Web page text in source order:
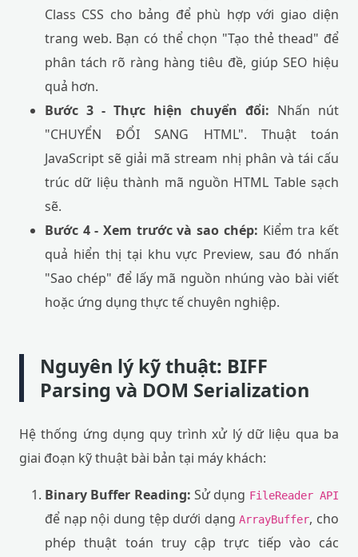
Class CSS cho bảng để phù hợp với giao diện
trang web. Bạn có thể chọn "Tạo thẻ thead" để
phân tách rõ ràng hàng tiêu đề, giúp SEO hiệu
quả hơn.
Bước 3 - Thực hiện chuyển đổi: Nhấn nút
"CHUYỂN ĐỔI SANG HTML". Thuật toán
JavaScript sẽ giải mã stream nhị phân và tái cấu
trúc dữ liệu thành mã nguồn HTML Table sạch
sẽ.
Bước 4 - Xem trước và sao chép: Kiểm tra kết
quả hiển thị tại khu vực Preview, sau đó nhấn
"Sao chép" để lấy mã nguồn nhúng vào bài viết
hoặc ứng dụng thực tế chuyên nghiệp.
Nguyên lý kỹ thuật: BIFF
Parsing và DOM Serialization
Hệ thống ứng dụng quy trình xử lý dữ liệu qua ba
giai đoạn kỹ thuật bài bản tại máy khách:
Binary Buffer Reading: Sử dụng FileReader API
để nạp nội dung tệp dưới dạngArrayBuffer, cho
phép thuật toán truy cập trực tiếp vào các